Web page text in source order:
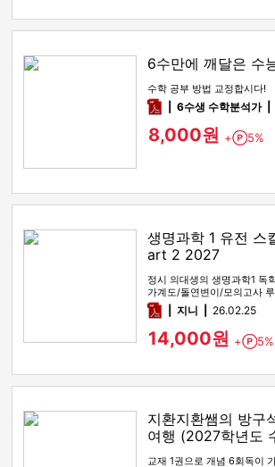
6수만에 깨달은 수
수학 공부 방법 교정합시다!
pdf6수생 수학분석가
8,000원 + Point
5%
생명과학 1 유전 스
art 2 2027
정시 의대생의 생명과학1 독
가계도/돌연변이/모의고사
pdf지니 26.02.25
14,000원 + 5%
지환지환쌤의 방구
여행 (2027학년도
교재 1권으로 개념 6회독이